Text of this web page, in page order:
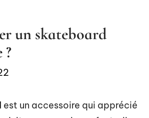
un skateboard
?
est un accessoire qui apprécié